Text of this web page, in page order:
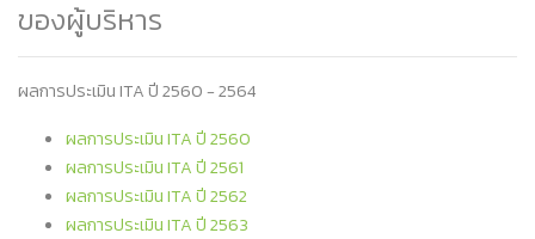
ของผู้บริหาร
ผลการประเมิน ITA ปี 2560 - 2564
ผลการประเมิน ITA ปี 2560
ผลการประเมิน ITA ปี 2561
ผลการประเมิน ITA ปี 2562
ผลการประเมิน ITA ปี 2563